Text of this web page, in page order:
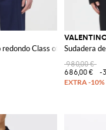
redondo Class of 1960 VLogo
Sudadera
980,00 €
686,00 €
-